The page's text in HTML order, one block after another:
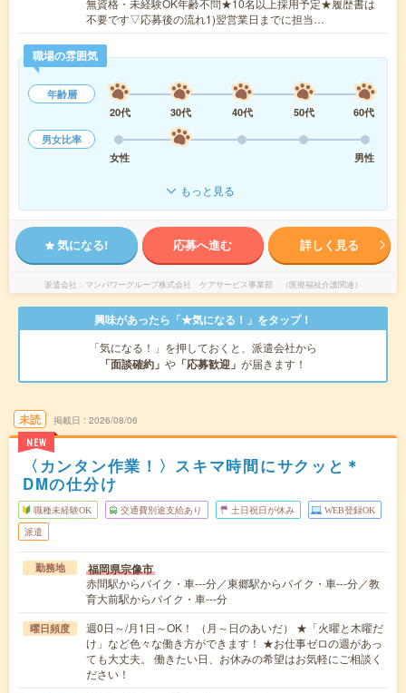
無資格・未経験OK年齢不問★10名以上採用予定★履歴書は
不要です▽応募後の流れ1)翌営業日までに担当…
職場の雰囲気
年齢層
20代
30代 40代 50代
60代
男女比率
女性
男性
もっと見る
気になる! 応募へ進む 詳しく見る
派遣会社 マンパワーグループ株式会社 ケアサービス事業部 （医療福祉介護関連）
興味があったら「★気になる！」をタップ！
「気になる！」を押しておくと、派遣会社から
「面談確約」 や 「応募歓迎」 が届きます！
未読
NEW
掲載日 2026/08/06
〈カンタン作業！〉スキマ時間にサクッと＊
DMの仕分け
職種未経験OK 交通費別途支給あり 土日祝日が休み WEB登録OK
派遣
勤務地 福岡県宗像市
赤間駅からバイク・車---分／東郷駅からバイク・車---分／教
育大前駅からバイク・車---分
曜日頻度
週0日～/月1日～OK！ （月～日のあいだ） ★「火曜と木曜だ
け」など色々な働き方ができます！ ★お仕事ゼロの週があっ
ても大丈夫。 働きたい日、お休みの希望はお気軽にご相談く
ださい！